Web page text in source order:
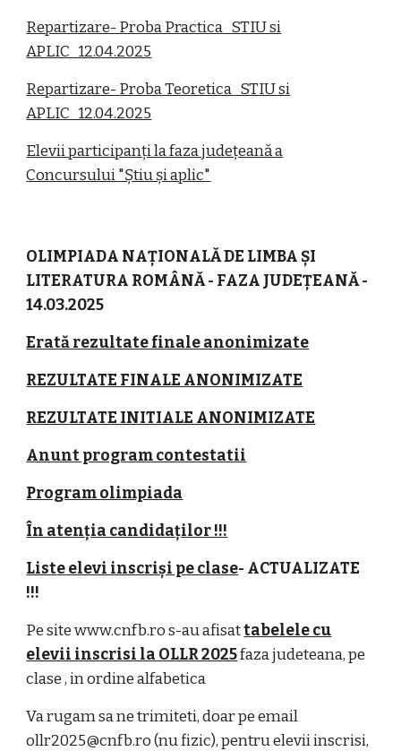
Repartizare- Proba Practica_STIU si
APLIC_12.04.2025
Repartizare- Proba Teoretica_STIU si
APLIC_12.04.2025
Elevii participanți la faza județeană a
Concursului "Știu și aplic"
OLIMPIADA NAȚIONALĂ DE LIMBA ȘI
LITERATURA ROMÂNĂ - FAZA JUDEȚEANĂ -
14.03.2025
Erată rezultate finale anonimizate
REZULTATE FINALE ANONIMIZATE
REZULTATE INITIALE ANONIMIZATE
Anunt program contestatii
Program olimpiada
În atenția candidaților !!!
Listeelevi inscriși pe clase- ACTUALIZATE
!!!
Pe site www.cnfb.ro s-au afisattabelele cu
elevii inscrisi la OLLR 2025faza judeteana, pe
clase , in ordine alfabetica
Va rugam sa ne trimiteti, doar pe email
ollr2025@cnfb.ro (nu fizic), pentru elevii inscrisi,